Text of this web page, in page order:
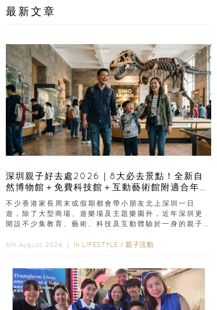
最新文章
深圳親子好去處2026｜8大必去景點！全新自
然博物館＋免費科技館＋互動藝術館附適合年
齡、交通、門票、開放時間
不少香港家長周末或假期都會帶小朋友北上深圳一日
遊，除了大型商場、遊樂場及主題樂園外，近年深圳更
開設不少集教育、藝術、科技及互動體驗於一身的親子
6th August, 2026 ｜ In LIFESTYLE / 親子活動